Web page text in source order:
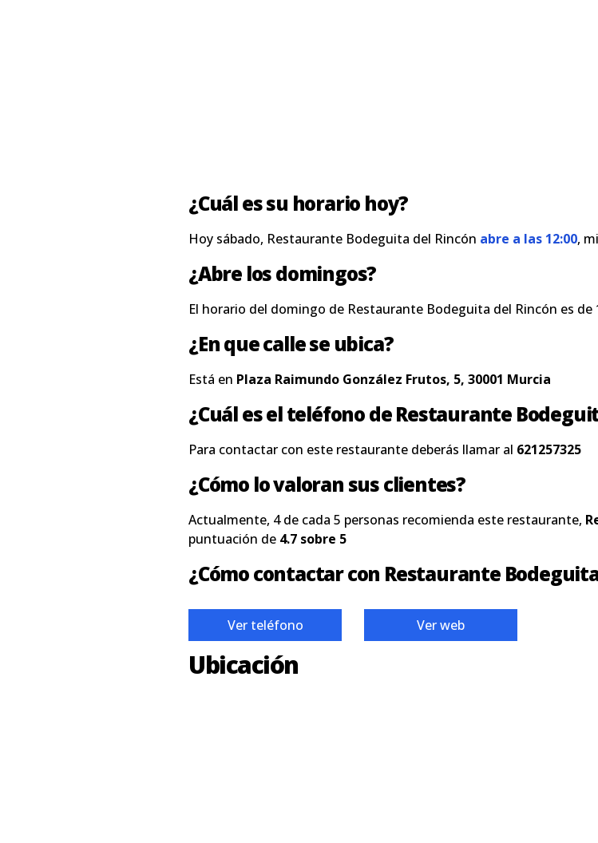
¿Cuál es su horario hoy?
Hoy sábado, Restaurante Bodeguita del Rincón abre a las 12:00,
¿Abre los domingos?
El horario del domingo de Restaurante Bodeguita del Rincón es de
¿En que calle se ubica?
Está en Plaza Raimundo González Frutos, 5, 30001 Murcia
¿Cuál es el teléfono de Restaurante
Para contactar con este restaurante deberás llamar al 621257325
¿Cómo lo valoran sus clientes?
Actualmente, 4 de cada 5 personas recomienda este restaurante,
puntuación de 4.7 sobre 5
¿Cómo contactar con Restaurante
Ver teléfono Ver web
Ubicación